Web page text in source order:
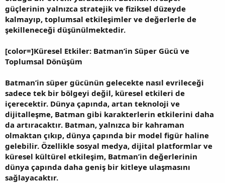
güçlerinin yalnızca stratejik ve fiziksel düzeyde
kalmayıp, toplumsal etkileşimler ve değerlerle de
şekilleneceği düşünülmektedir.
[color=]Küresel Etkiler: Batman’in Süper Gücü ve
Toplumsal Dönüşüm
Batman’in süper gücünün gelecekte nasıl evrileceği
sadece tek bir bölgeyi değil, küresel etkileri de
içerecektir. Dünya çapında, artan teknoloji ve
dijitalleşme, Batman gibi karakterlerin etkilerini daha
da artıracaktır. Batman, yalnızca bir kahraman
olmaktan çıkıp, dünya çapında bir model figür haline
gelebilir. Özellikle sosyal medya, dijital platformlar ve
küresel kültürel etkileşim, Batman’in değerlerinin
dünya çapında daha geniş bir kitleye ulaşmasını
sağlayacaktır.